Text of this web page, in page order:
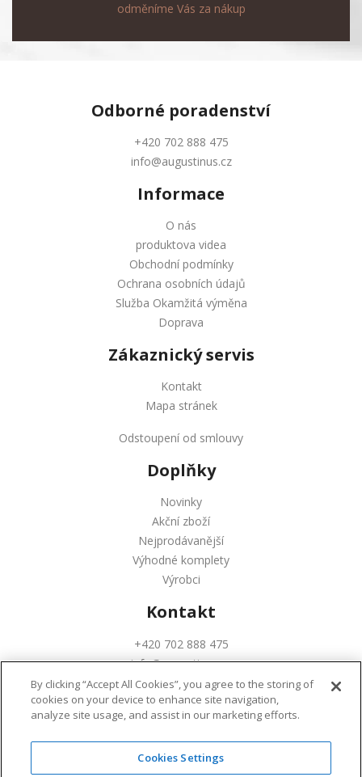
odměníme Vás za nákup
Odborné poradenství
+420 702 888 475
info@augustinus.cz
Informace
O nás
produktova videa
Obchodní podmínky
Ochrana osobních údajů
Služba Okamžitá výměna
Doprava
Zákaznický servis
Kontakt
Mapa stránek
Odstoupení od smlouvy
Doplňky
Novinky
Akční zboží
Nejprodávanější
Výhodné komplety
Výrobci
Kontakt
+420 702 888 475
info@augustinus.cz
By clicking “Accept All Cookies”, you agree to the storing of
cookies on your device to enhance site navigation,
analyze site usage, and assist in our marketing efforts.
Cookies Settings